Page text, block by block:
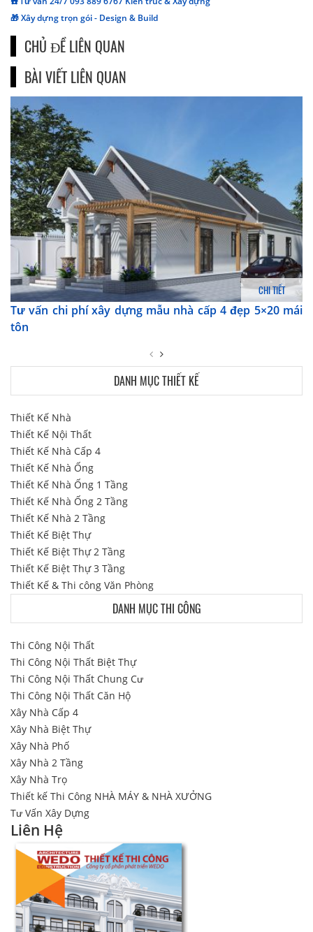
🎁 Xây dựng trọn gói - Design & Build
CHỦ ĐỀ LIÊN QUAN
BÀI VIẾT LIÊN QUAN
CHI TIẾT
Tư vấn chi phí xây dựng mẫu nhà cấp 4 đẹp 5×20 mái
tôn
DANH MỤC THIẾT KẾ
Thiết Kế Nhà
Thiết Kế Nội Thất
Thiết Kế Nhà Cấp 4
Thiết Kế Nhà Ống
Thiết Kế Nhà Ống 1 Tầng
Thiết Kế Nhà Ống 2 Tầng
Thiết Kế Nhà 2 Tầng
Thiết Kế Biệt Thự
Thiết Kế Biệt Thự 2 Tầng
Thiết Kế Biệt Thự 3 Tầng
Thiết Kế & Thi công Văn Phòng
DANH MỤC THI CÔNG
Thi Công Nội Thất
Thi Công Nội Thất Biệt Thự
Thi Công Nội Thất Chung Cư
Thi Công Nội Thất Căn Hộ
Xây Nhà Cấp 4
Xây Nhà Biệt Thự
Xây Nhà Phố
Xây Nhà 2 Tầng
Xây Nhà Trọ
Thiết kế Thi Công NHÀ MÁY & NHÀ XƯỞNG
Tư Vấn Xây Dựng
Liên Hệ